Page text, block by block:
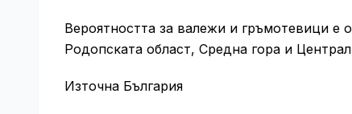
Вероятността за валежи и гръмотевици е
Родопската област, Средна гора и
Източна България